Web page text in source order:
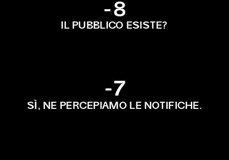
-8
IL PUBBLICO ESISTE?
-7
SÌ, NE PERCEPIAMO LE NOTIFICHE.